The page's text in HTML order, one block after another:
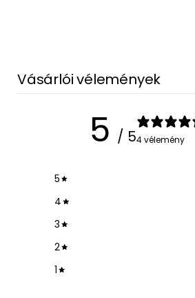
Vásárlói vélemények
5 / 54 vélemény
5
4
3
2
1